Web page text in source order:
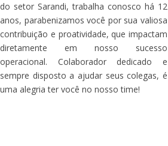
do setor Sarandi, trabalha conosco há 12
anos, parabenizamos você por sua valiosa
contribuição e proatividade, que impactam
diretamente em nosso sucesso
operacional. Colaborador dedicado e
sempre disposto a ajudar seus colegas, é
uma alegria ter você no nosso time!